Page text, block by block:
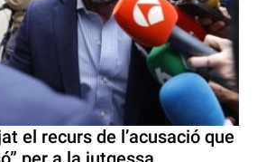
el recurs de l’acusació que